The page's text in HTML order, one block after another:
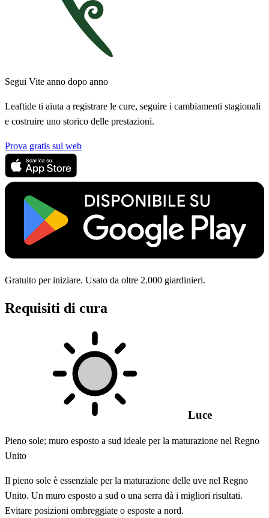
Segui Vite anno dopo anno
Leaftide ti aiuta a registrare le cure, seguire i cambiamenti stagionali
e costruire uno storico delle prestazioni.
Prova gratis sul web
Gratuito per iniziare. Usato da oltre 2.000 giardinieri.
Requisiti di cura
Luce
Pieno sole; muro esposto a sud ideale per la maturazione nel Regno
Unito
Il pieno sole è essenziale per la maturazione delle uve nel Regno
Unito. Un muro esposto a sud o una serra dà i migliori risultati.
Evitare posizioni ombreggiate o esposte a nord.